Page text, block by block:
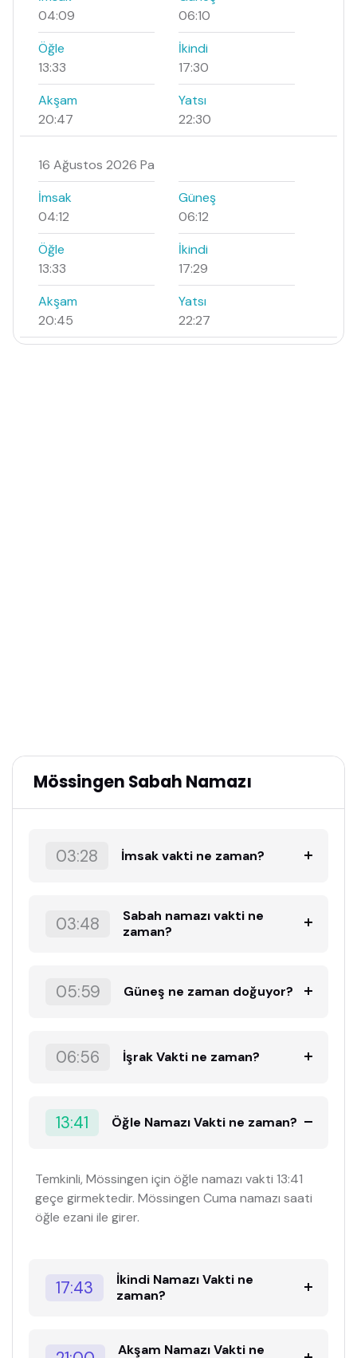
04:09
06:10
Öğle
13:33
İkindi
17:30
Akşam
20:47
Yatsı
22:30
16 Ağustos 2026 Pa
İmsak
04:12
Güneş
06:12
Öğle
13:33
İkindi
17:29
Akşam
20:45
Yatsı
22:27
Mössingen Sabah Namazı
03:28 İmsak vakti ne zaman?
03:48
Sabah namazı vakti ne
zaman?
05:59 Güneş ne zaman doğuyor?
06:56 İşrak Vakti ne zaman?
13:41 Öğle Namazı Vakti ne zaman?
Temkinli, Mössingen için öğle namazı vakti 13:41
geçe girmektedir. Mössingen Cuma namazı saati
öğle ezani ile girer.
17:43
İkindi Namazı Vakti ne
zaman?
Akşam Namazı Vakti ne